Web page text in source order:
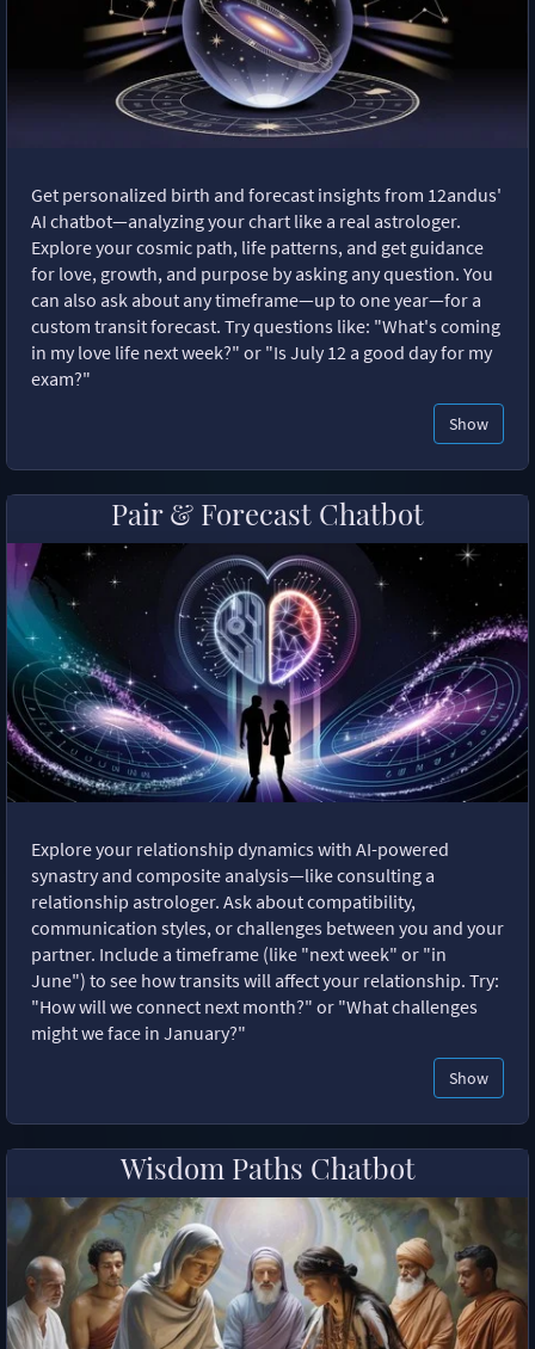
Get personalized birth and forecast insights from 12andus'
AI chatbot—analyzing your chart like a real astrologer.
Explore your cosmic path, life patterns, and get guidance
for love, growth, and purpose by asking any question. You
can also ask about any timeframe—up to one year—for a
custom transit forecast. Try questions like: "What's coming
in my love life next week?" or "Is July 12 a good day for my
exam?"
Show
Pair & Forecast Chatbot
Explore your relationship dynamics with AI-powered
synastry and composite analysis—like consulting a
relationship astrologer. Ask about compatibility,
communication styles, or challenges between you and your
partner. Include a timeframe (like "next week" or "in
June") to see how transits will affect your relationship. Try:
"How will we connect next month?" or "What challenges
might we face in January?"
Show
Wisdom Paths Chatbot